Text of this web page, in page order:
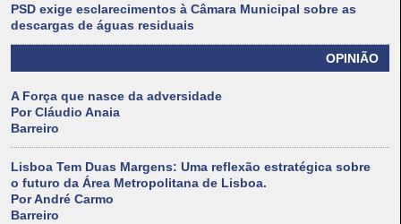
PSD exige esclarecimentos à Câmara Municipal sobre as
descargas de águas residuais
OPINIÃO
A Força que nasce da adversidade
Por Cláudio Anaia
Barreiro
Lisboa Tem Duas Margens: Uma reflexão estratégica sobre
o futuro da Área Metropolitana de Lisboa.
Por André Carmo
Barreiro